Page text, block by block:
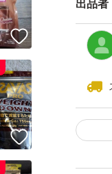
出品者
いいね！
いいね！